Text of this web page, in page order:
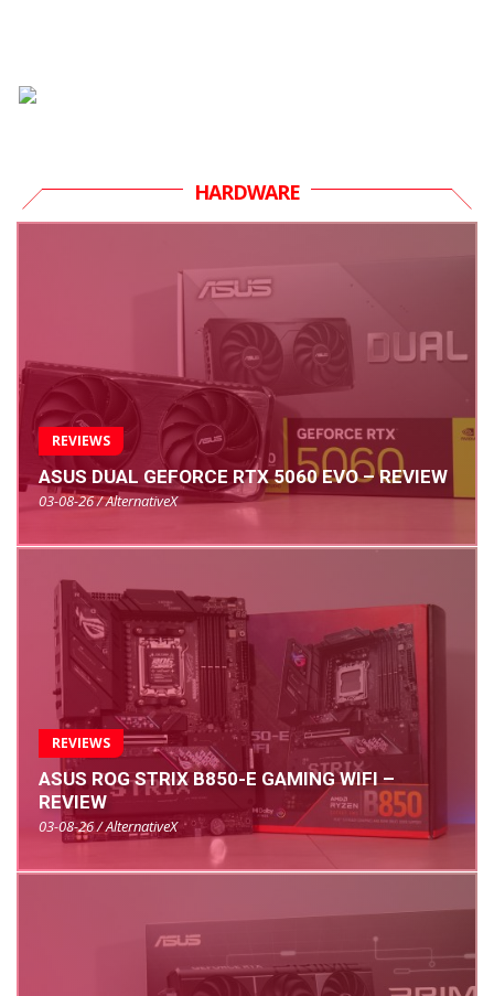
HARDWARE
REVIEWS
ASUS DUAL GEFORCE RTX 5060 EVO – REVIEW
03-08-26 / AlternativeX
REVIEWS
ASUS ROG STRIX B850-E GAMING WIFI –
REVIEW
03-08-26 / AlternativeX